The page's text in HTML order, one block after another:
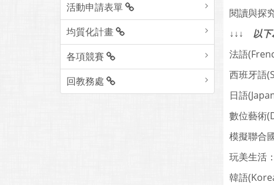
活動申請表單
均質化計畫
各項競賽
回教務處
閱讀與探
↓↓↓
以
法語
西班牙語
日語
數位藝術
模擬聯合
玩美生活：
韓語